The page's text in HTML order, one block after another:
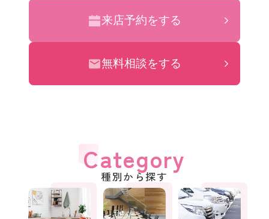
来店予約をする
無料相談をする
Category
種別から探す